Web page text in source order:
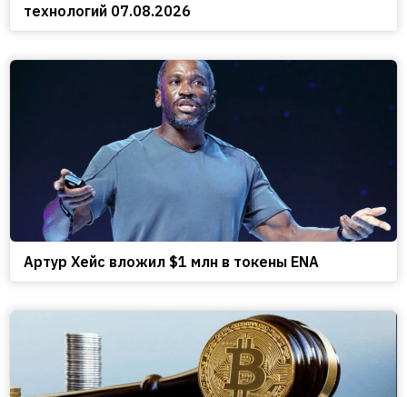
технологий 07.08.2026
Артур Хейс вложил $1 млн в токены ENA